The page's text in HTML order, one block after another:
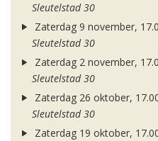
Sleutelstad 30
Zaterdag 9 november,
Sleutelstad 30
Zaterdag 2 november,
Sleutelstad 30
Zaterdag 26 oktober,
Sleutelstad 30
Zaterdag 19 oktober,